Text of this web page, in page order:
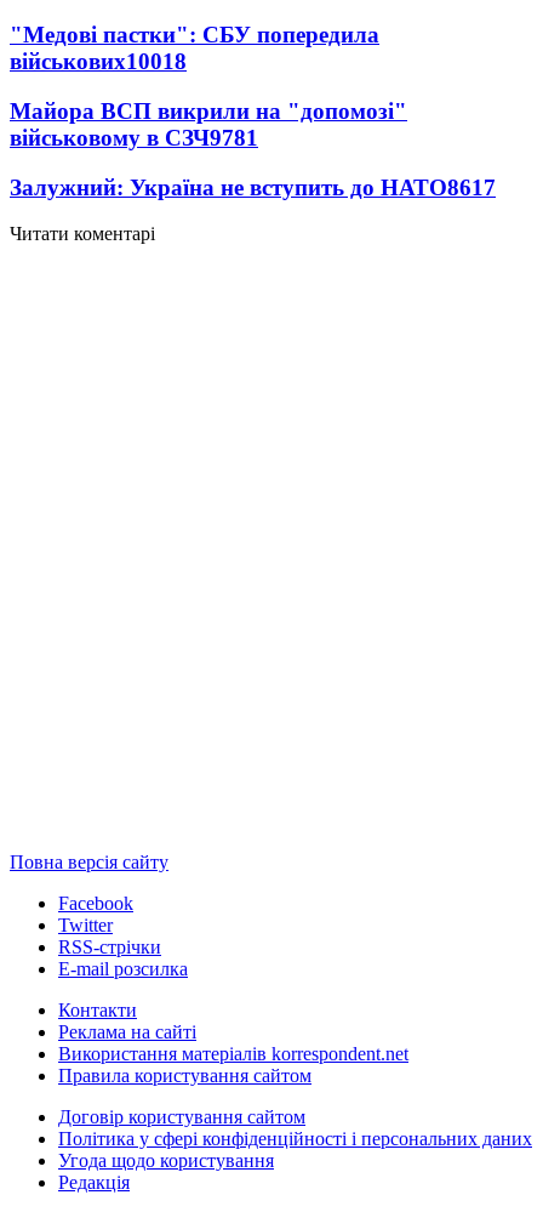
"Медові пастки": СБУ попередила
військових10018
Майора ВСП викрили на "допомозі"
військовому в СЗЧ9781
Залужний: Україна не вступить до НАТО8617
Читати коментарі
Повна версія сайту
Facebook
Twitter
RSS-стрічки
E-mail розсилка
Контакти
Реклама на сайті
Використання матеріалів korrespondent.net
Правила користування сайтом
Договір користування сайтом
Політика у сфері конфіденційності і персональних даних
Угода щодо користування
Редакція